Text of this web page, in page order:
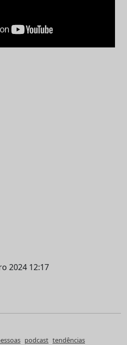
2024 12:17
podcast tendências